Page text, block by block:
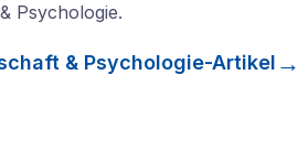
Psychologie.
& Psychologie-Artikel